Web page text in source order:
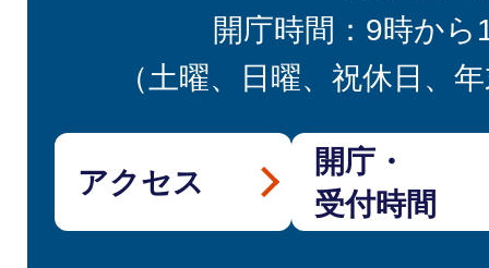
開庁時間：9時から
（土曜、日曜、祝休日、
アクセス
開庁・
受付時間